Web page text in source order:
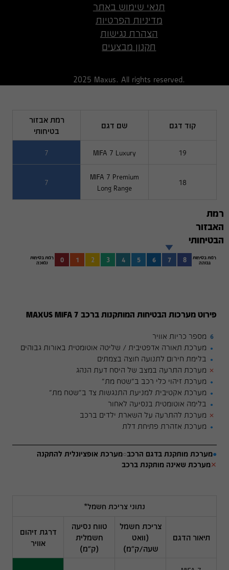
תנאי שימוש באתר
מדיניות הפרטיות
הצהרת נגישות
תקנון מבצעים
2025 Maxus. All rights reserved.
קוד דגם שם דגם
רמת אבזור
בטיחותי
19
MIFA 7 Luxury
7
18
MIFA 7 Premium
Long Range
7
רמת
האבזור
הבטיחותי
רמת בטיחות
גבוהה
8
7
6
5
4
3
2
1
0
רמת בטיחות
נמוכה
פירוט מערכות הבטיחות המותקנות ברכב MAXUS MIFA 7
6 מספר כריות אוויר
● מערכת תאורה אדפטיבית / שליטה אוטומטית באורות גבוהים
● בלימת חירום לתנועה חוצה בצמתים
✕ מערכת התרעה במצב של היסח דעת הנהג
● מערכת זיהוי כלי רכב ב"שטח מת"
● מערכת אקטיבית למניעת התנגשות צד ב"שטח מת"
● בלימה אוטומטית בנסיעה לאחור
✕ מערכת להתרעה על השארת ילדים ברכב
● מערכת אזהרת פתיחת דלת
●מערכת מותקנת בדגם הרכב○מערכת אופציונלית להתקנה
✕מערכת שאינה מותקנת ברכב
נתוני צריכת חשמל*
תיאור הדגם
צריכת חשמל
(וואט
שעה/ק"מ)
טווח נסיעה
חשמלית
(ק"מ)
דרגת זיהום
אוויר